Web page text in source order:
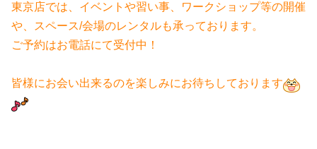
東京店では、イベントや習い事、ワークショップ等の開催
や、スペース/会場のレンタルも承っております。
ご予約はお電話にて受付中！
皆様にお会い出来るのを楽しみにお待ちしております